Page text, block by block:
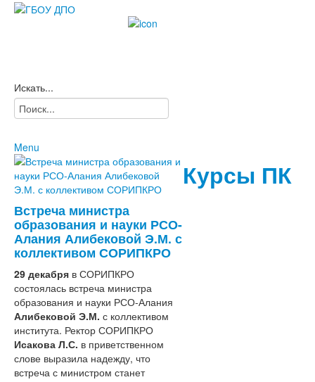
Искать...
Menu
Главная
Карта сайта
Новости
2020
2019
2018
2017
2015-2016
2022
образовательной организации
Основные сведения
Структура и органы управления
образовательной организацией
Документы
Образование
Встреча министра
образования и науки РСО-
Алания Алибековой Э.М. с
коллективом СОРИПКРО
29 декабря в СОРИПКРО
состоялась встреча министра
образования и науки РСО-Алания
Алибековой Э.М. с коллективом
института. Ректор СОРИПКРО
Исакова Л.С. в приветственном
слове выразила надежду, что
встреча с министром станет
Курсы ПК